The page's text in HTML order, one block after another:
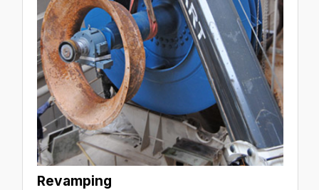
Revamping